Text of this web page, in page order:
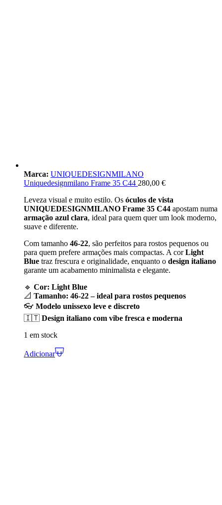
Marca: UNIQUEDESIGNMILANO
Uniquedesignmilano Frame 35 C44 280,00 €
Leveza visual e muito estilo. Os óculos de vista
UNIQUEDESIGNMILANO Frame 35 C44 apostam numa
armação azul clara, ideal para quem quer um look moderno,
suave e diferente.
Com tamanho 46-22, são perfeitos para rostos pequenos ou
para quem prefere armações mais compactas. A corLight
Blue traz frescura e originalidade, enquanto o design italiano
garante um acabamento minimalista e elegante.
🔹 Cor: Light Blue
📐 Tamanho: 46-22 – ideal para rostos pequenos
👓 Modelo unissexo leve e discreto
🇮🇹 Design italiano com vibe fresca e moderna
1 em stock
Adicionar